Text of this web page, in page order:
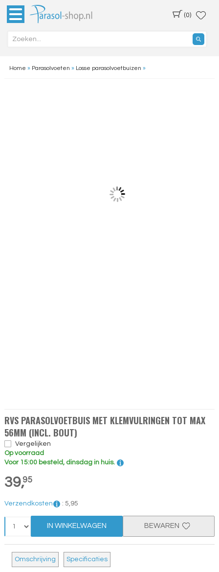
(0)
Home » Parasolvoeten » Losse parasolvoetbuizen »
RVS PARASOLVOETBUIS MET KLEMVULRINGEN TOT MAX
56MM (INCL. BOUT)
Vergelijken
Op voorraad
Voor 15:00 besteld, dinsdag in huis.
39,95
Verzendkosten : 5,95
IN WINKELWAGEN BEWAREN
Omschrijving Specificaties